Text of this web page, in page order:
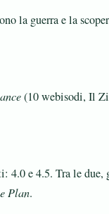
la guerra e la
(10 webisodi, Il
4.0 e 4.5. Tra le
Plan.